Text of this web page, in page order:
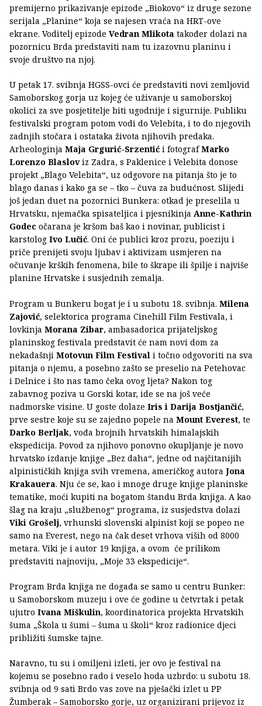
premijerno prikazivanje epizode „Biokovo“ iz druge sezone
serijala „Planine“ koja se najesen vraća na HRT-ove
ekrane. Voditelj epizode Vedran Mlikota također dolazi na
pozornicu Brda predstaviti nam tu izazovnu planinu i
svoje društvo na njoj.
U petak 17. svibnja HGSS-ovci će predstaviti novi zemljovid
Samoborskog gorja uz kojeg će uživanje u samoborskoj
okolici za sve posjetitelje biti ugodnije i sigurnije. Publiku
festivalski program potom vodi do Velebita, i to do njegovih
zadnjih stočara i ostataka života njihovih predaka.
Arheologinja Maja Grgurić-Srzentić i fotografMarko
Lorenzo Blasloviz Zadra, s Paklenice i Velebita donose
projekt „Blago Velebita“, uz odgovore na pitanja što je to
blago danas i kako ga se – tko – čuva za budućnost. Slijedi
još jedan duet na pozornici Bunkera: otkad je preselila u
Hrvatsku, njemačka spisateljica i pjesnikinja Anne-Kathrin
Godec očarana je kršom baš kao i novinar, publicist i
karstolog Ivo Lučić. Oni će publici kroz prozu, poeziju i
priče prenijeti svoju ljubav i aktivizam usmjeren na
očuvanje krških fenomena, bile to škrape ili špilje i najviše
planine Hrvatske i susjednih zemalja.
Program u Bunkeru bogat je i u subotu 18. svibnja. Milena
Zajović, selektorica programa Cinehill Film Festivala, i
lovkinja Morana Zibar, ambasadorica prijateljskog
planinskog festivala predstavit će nam novi dom za
nekadašnji Motovun Film Festival i točno odgovoriti na sva
pitanja o njemu, a posebno zašto se preselio na Petehovac
i Delnice i što nas tamo čeka ovog ljeta? Nakon tog
zabavnog poziva u Gorski kotar, ide se na još veće
nadmorske visine. U goste dolaze Iris i Darija Bostjančić,
prve sestre koje su se zajedno popele na Mount Everest, te
Darko Berljak, vođa brojnih hrvatskih himalajskih
ekspedicija. Povod za njihovo ponovno okupljanje je novo
hrvatsko izdanje knjige „Bez daha“, jedne od najčitanijih
alpinističkih knjiga svih vremena, američkog autora Jona
Krakauera. Nju će se, kao i mnoge druge knjige planinske
tematike, moći kupiti na bogatom štandu Brda knjiga. A kao
šlag na kraju „službenog“ programa, iz susjedstva dolazi
Viki Grošelj, vrhunski slovenski alpinist koji se popeo ne
samo na Everest, nego na čak deset vrhova viših od 8000
metara. Viki je i autor 19 knjiga, a ovom će prilikom
predstaviti najnoviju, „Moje 33 ekspedicije“.
Program Brda knjiga ne događa se samo u centru Bunker:
u Samoborskom muzeju i ove će godine u četvrtak i petak
ujutro Ivana Miškulin, koordinatorica projekta Hrvatskih
šuma „Škola u šumi – šuma u školi“ kroz radionice djeci
približiti šumske tajne.
Naravno, tu su i omiljeni izleti, jer ovo je festival na
kojemu se posebno rado i veselo hoda uzbrdo: u subotu 18.
svibnja od 9 sati Brdo vas zove na pješački izlet u PP
Žumberak – Samoborsko gorje, uz organizirani prijevoz iz